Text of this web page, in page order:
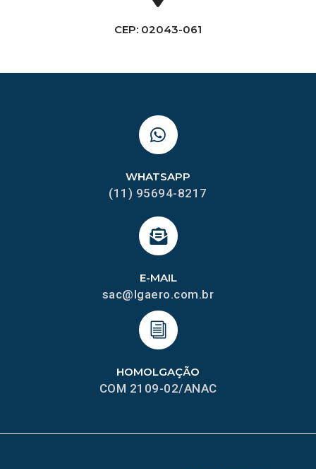
CEP: 02043-061
HOMOLGAÇÃO
COM 2109-02/ANAC
E-MAIL
sac@lgaero.com.br
WHATSAPP
(11) 95694-8217